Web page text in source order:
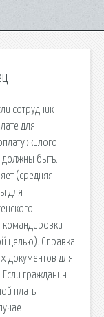
сотрудник
для
жилого
быть.
(средняя
для
целью). Справка
документов для
гражданин
платы